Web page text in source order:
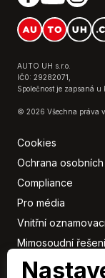
AUTO UH s.r.o.
IČ0: 29282071,
Společnost je zapsaná
© 2026 Všechna práva
Cookies
Ochrana
Compliance
Pro média
Vnitřní
Mimosoudní
Sbírka listin